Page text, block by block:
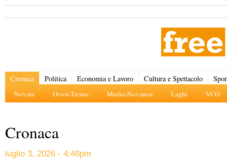
Cronaca
Novara Ovest-Ticino Medio-Novarese Laghi VCO
Politica Economia e Lavoro Cultura e Spettacolo
Cronaca
luglio 3, 2026 - 4:46pm